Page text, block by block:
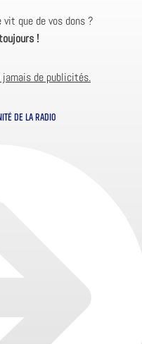
que de vos dons ?
!
jamais de publicités.
DE LA RADIO